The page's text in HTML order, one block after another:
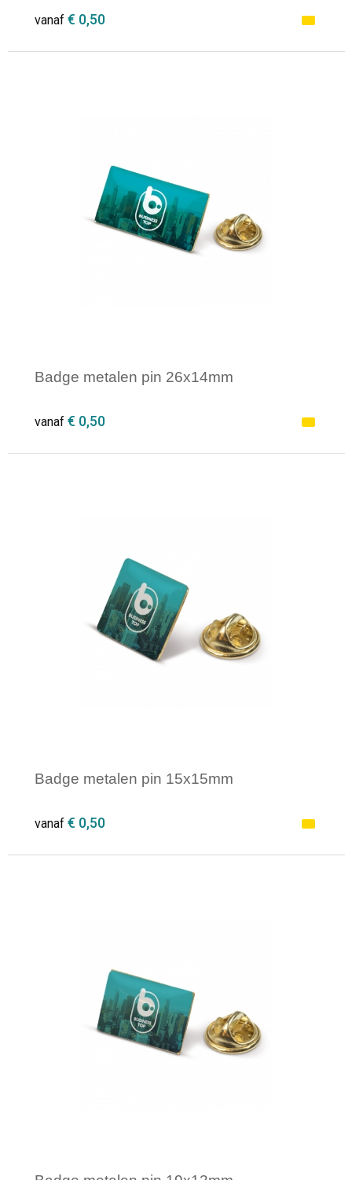
vanaf € 0,50
Badge metalen pin 26x14mm
vanaf € 0,50
Badge metalen pin 15x15mm
vanaf € 0,50